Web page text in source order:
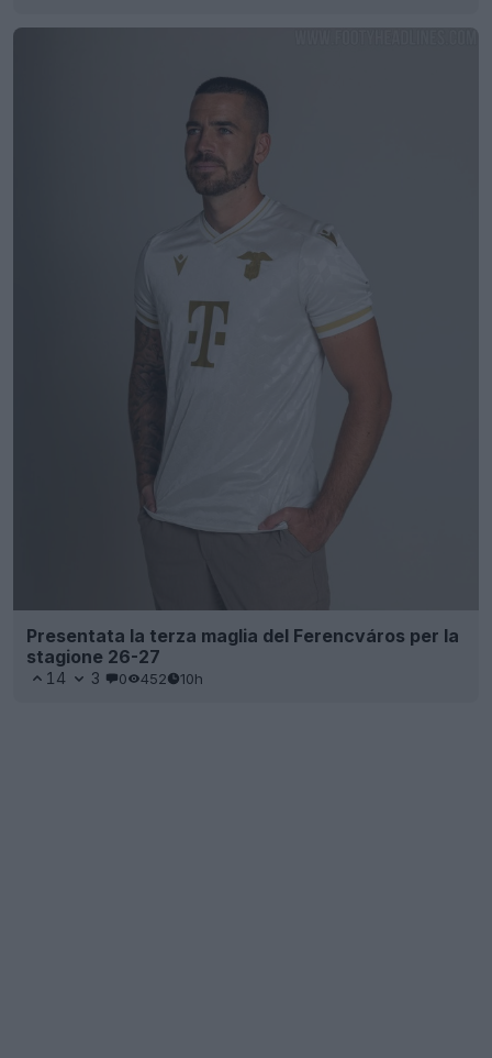
Presentata la terza maglia del Ferencváros per la
stagione 26-27
14 3 0 452 10h